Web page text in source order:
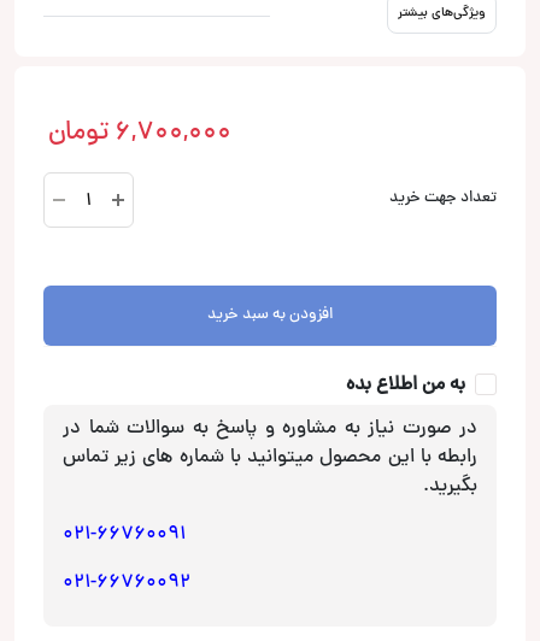
ویژگی‌های بیشتر
6,700,000 تومان
تعداد جهت خرید
دوربین
ثبت
عدد
افزودن به سبد خرید
به من اطلاع بده
در صورت نیاز به مشاوره و پاسخ به سوالات شما در
رابطه با این محصول میتوانید با شماره های زیر تماس
بگیرید.
021-66760091
021-66760092